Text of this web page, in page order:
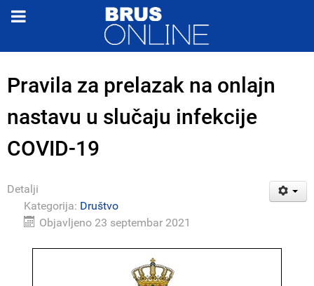
Pravila za prelazak na onlajn
nastavu u slučaju infekcije
COVID-19
Detalji
Kategorija: Društvo
Objavljeno 23 septembar 2021